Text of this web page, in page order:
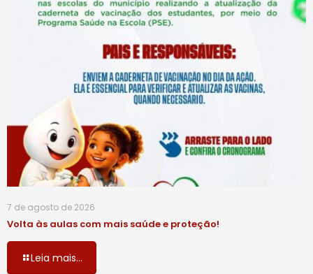
7 de agosto de 2026
Volta às aulas com mais saúde e proteção!
Leia mais...